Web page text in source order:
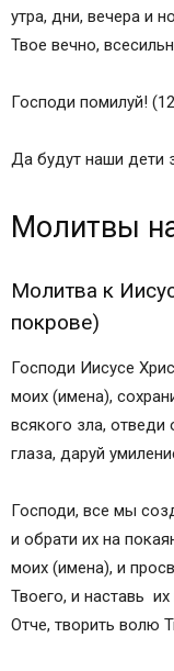
утра, дни, вечера и
Твое вечно,
Господи помилуй!
Да будут наши дети
Молитвы
Молитва к
покрове)
Господи Иисусе
моих (имена),
всякого зла, отведи
глаза, даруй
Господи, все мы
и обрати их на
моих (имена), и
Твоего, и наставь
Отче, творить волю